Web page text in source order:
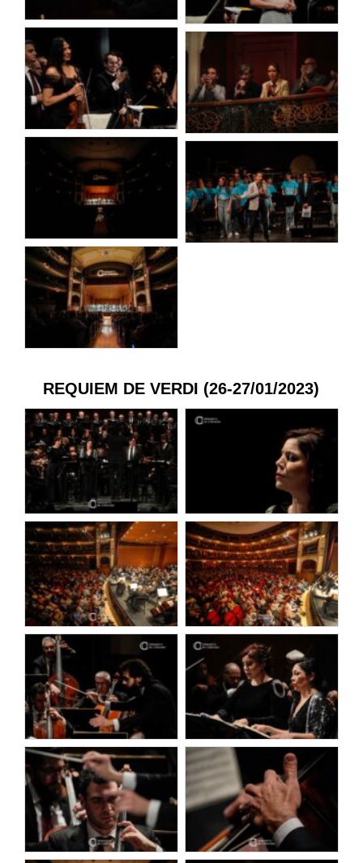
REQUIEM DE VERDI (26-27/01/2023)